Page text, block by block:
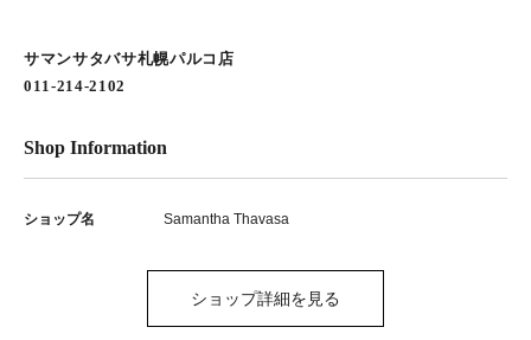
サマンサタバサ札幌パルコ店
011-214-2102
Shop Information
ショップ名 Samantha Thavasa
ショップ詳細を見る